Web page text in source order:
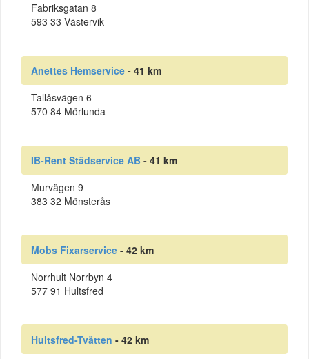
Fabriksgatan 8
593 33 Västervik
Anettes Hemservice - 41 km
Tallåsvägen 6
570 84 Mörlunda
IB-Rent Städservice AB - 41 km
Murvägen 9
383 32 Mönsterås
Mobs Fixarservice - 42 km
Norrhult Norrbyn 4
577 91 Hultsfred
Hultsfred-Tvätten - 42 km